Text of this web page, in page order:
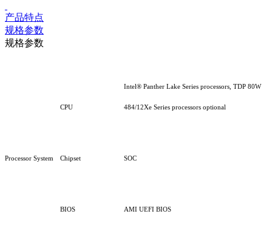
产品特点
规格参数
规格参数
Processor System
CPU
Intel® Panther Lake Series processors, TDP 80W
484/12Xe Series processors optional
Chipset SOC
BIOS AMI UEFI BIOS